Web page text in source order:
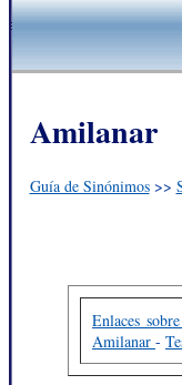
Amilanar
Guía de Sinónimos>>
Enlaces
Amilanar -